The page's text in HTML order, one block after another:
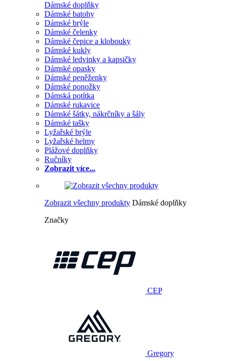
Dámské doplňky
Dámské batohy
Dámské brýle
Dámské čelenky
Dámské čepice a klobouky
Dámské kukly
Dámské ledvinky a kapsičky
Dámské opasky
Dámské peněženky
Dámské ponožky
Dámská potítka
Dámské rukavice
Dámské šátky, nákrčníky a šály
Dámské tašky
Lyžařské brýle
Lyžařské helmy
Plážové doplňky
Ručníky
Zobrazit více...
Zobrazit všechny produkty Dámské doplňky
Značky
CEP
Gregory